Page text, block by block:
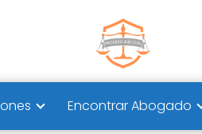
Encontrar Abogado